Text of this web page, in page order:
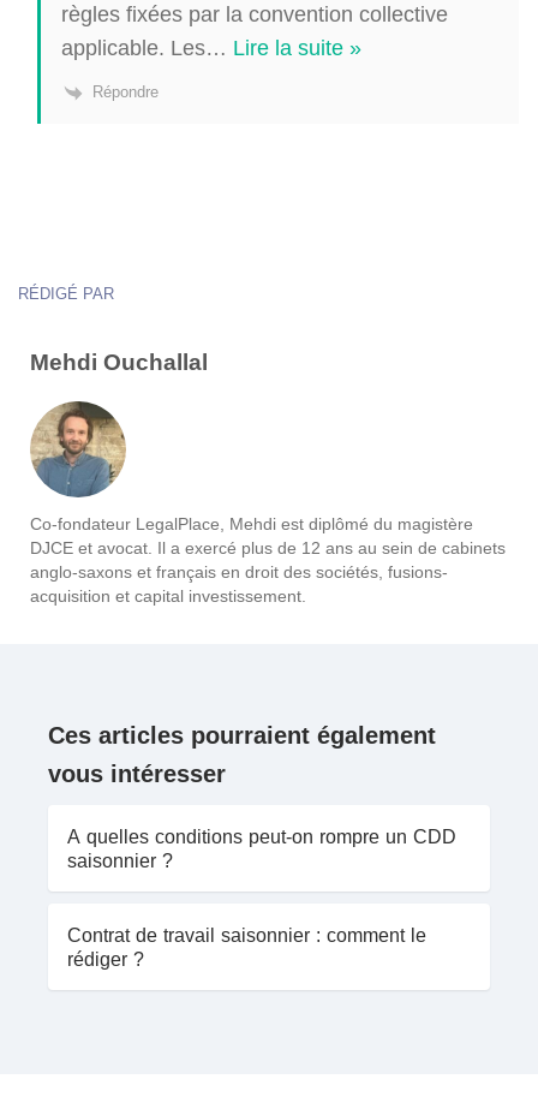
règles fixées par la convention collective
applicable. Les… Lire la suite »
Répondre
RÉDIGÉ PAR
Mehdi Ouchallal
Co-fondateur LegalPlace, Mehdi est diplômé du magistère
DJCE et avocat. Il a exercé plus de 12 ans au sein de cabinets
anglo-saxons et français en droit des sociétés, fusions-
acquisition et capital investissement.
Ces articles pourraient également
vous intéresser
A quelles conditions peut-on rompre un CDD
saisonnier ?
Contrat de travail saisonnier : comment le
rédiger ?